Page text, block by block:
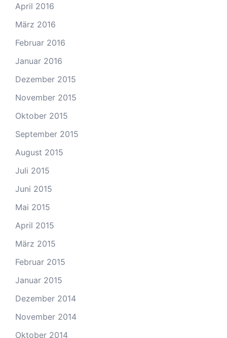
April 2016
März 2016
Februar 2016
Januar 2016
Dezember 2015
November 2015
Oktober 2015
September 2015
August 2015
Juli 2015
Juni 2015
Mai 2015
April 2015
März 2015
Februar 2015
Januar 2015
Dezember 2014
November 2014
Oktober 2014